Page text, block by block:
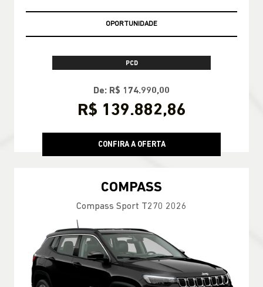
OPORTUNIDADE
PCD
De: R$ 174.990,00
R$ 139.882,86
CONFIRA A OFERTA
COMPASS
Compass Sport T270 2026